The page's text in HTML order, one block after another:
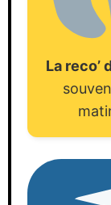
La reco’